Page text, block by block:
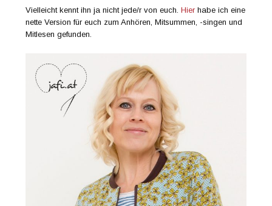
Vielleicht kennt ihn ja nicht jede/r von euch.Hier habe ich eine
nette Version für euch zum Anhören, Mitsummen, -singen und
Mitlesen gefunden.